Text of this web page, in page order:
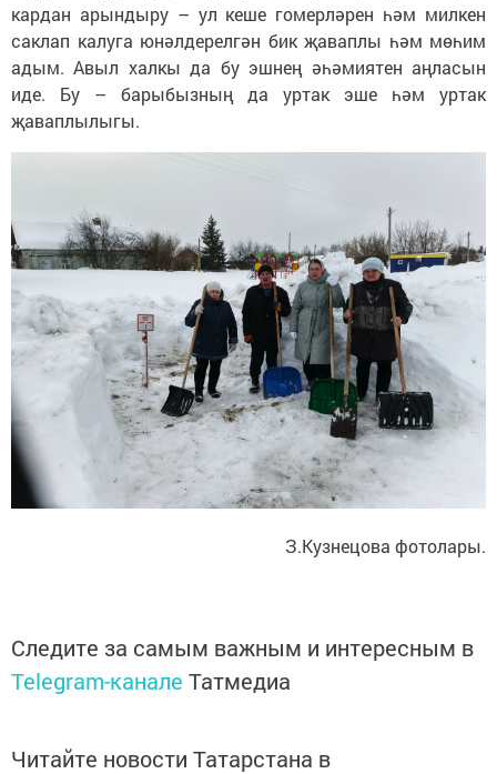
кардан арындыру – ул кеше гомерләрен һәм милкен
саклап калуга юнәлдерелгән бик җаваплы һәм мөһим
адым. Авыл халкы да бу эшнең әһәмиятен аңласын
иде. Бу – барыбызның да уртак эше һәм уртак
җаваплылыгы.
З.Кузнецова фотолары.
Следите за самым важным и интересным в
Telegram-канале Татмедиа
Читайте новости Татарстана в